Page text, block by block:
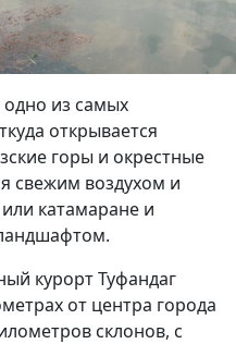
из самых
открывается
горы и окрестные
свежим воздухом и
катамаране и
курорт Туфандаг
от центра города
склонов, с